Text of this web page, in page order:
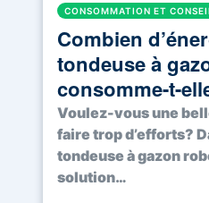
CONSOMMATION ET
Combien
tondeuse à
consomme-t-
Voulez-vous une
faire trop d’efforts?
tondeuse à gazon
solution…